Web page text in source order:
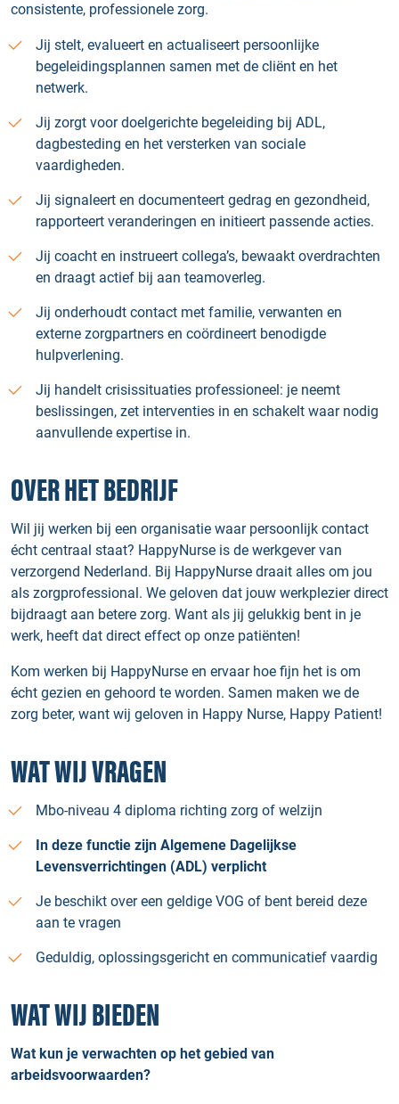
consistente, professionele zorg.
Jij stelt, evalueert en actualiseert persoonlijke
begeleidingsplannen samen met de cliënt en het
netwerk.
Jij zorgt voor doelgerichte begeleiding bij ADL,
dagbesteding en het versterken van sociale
vaardigheden.
Jij signaleert en documenteert gedrag en gezondheid,
rapporteert veranderingen en initieert passende acties.
Jij coacht en instrueert collega’s, bewaakt overdrachten
en draagt actief bij aan teamoverleg.
Jij onderhoudt contact met familie, verwanten en
externe zorgpartners en coördineert benodigde
hulpverlening.
Jij handelt crisissituaties professioneel: je neemt
beslissingen, zet interventies in en schakelt waar nodig
aanvullende expertise in.
OVER HET BEDRIJF
Wil jij werken bij een organisatie waar persoonlijk contact
écht centraal staat? HappyNurse is de werkgever van
verzorgend Nederland. Bij HappyNurse draait alles om jou
als zorgprofessional. We geloven dat jouw werkplezier direct
bijdraagt aan betere zorg. Want als jij gelukkig bent in je
werk, heeft dat direct effect op onze patiënten!
Kom werken bij HappyNurse en ervaar hoe fijn het is om
écht gezien en gehoord te worden. Samen maken we de
zorg beter, want wij geloven in Happy Nurse, Happy Patient!
WAT WIJ VRAGEN
Mbo-niveau 4 diploma richting zorg of welzijn
In deze functie zijn Algemene Dagelijkse
Levensverrichtingen (ADL) verplicht
Je beschikt over een geldige VOG of bent bereid deze
aan te vragen
Geduldig, oplossingsgericht en communicatief vaardig
WAT WIJ BIEDEN
Wat kun je verwachten op het gebied van
arbeidsvoorwaarden?